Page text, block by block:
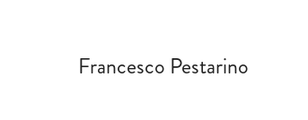
Francesco Pestarino